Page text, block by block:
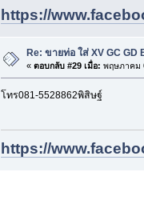
https://
Re: ขายท่อ ใส่ XV GC GD
« ตอบกลับ #29 เมื่อ: พฤษภาคม
โทร081-5528862พิสิษฐ์
https://